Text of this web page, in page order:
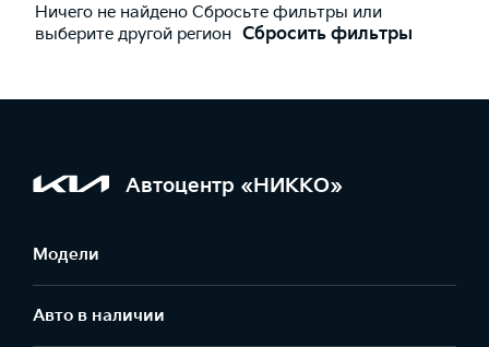
Ничего не найдено Сбросьте фильтры или
выберите другой регион Сбросить фильтры
Автоцентр «НИККО»
Модели
Авто в наличии